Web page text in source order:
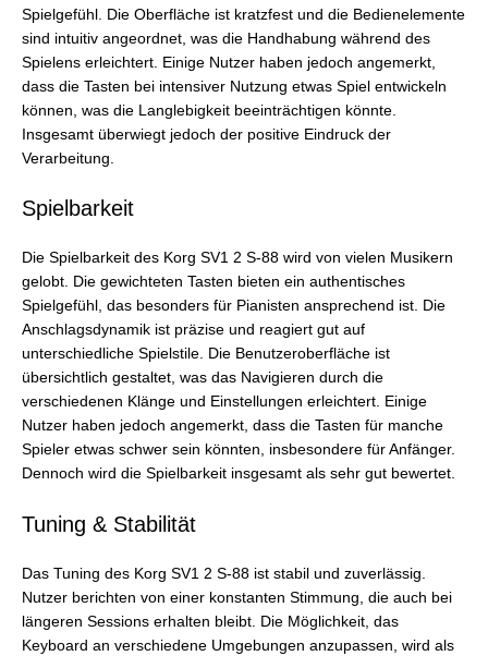
Spielgefühl. Die Oberfläche ist kratzfest und die Bedienelemente
sind intuitiv angeordnet, was die Handhabung während des
Spielens erleichtert. Einige Nutzer haben jedoch angemerkt,
dass die Tasten bei intensiver Nutzung etwas Spiel entwickeln
können, was die Langlebigkeit beeinträchtigen könnte.
Insgesamt überwiegt jedoch der positive Eindruck der
Verarbeitung.
Spielbarkeit
Die Spielbarkeit des Korg SV1 2 S-88 wird von vielen Musikern
gelobt. Die gewichteten Tasten bieten ein authentisches
Spielgefühl, das besonders für Pianisten ansprechend ist. Die
Anschlagsdynamik ist präzise und reagiert gut auf
unterschiedliche Spielstile. Die Benutzeroberfläche ist
übersichtlich gestaltet, was das Navigieren durch die
verschiedenen Klänge und Einstellungen erleichtert. Einige
Nutzer haben jedoch angemerkt, dass die Tasten für manche
Spieler etwas schwer sein könnten, insbesondere für Anfänger.
Dennoch wird die Spielbarkeit insgesamt als sehr gut bewertet.
Tuning & Stabilität
Das Tuning des Korg SV1 2 S-88 ist stabil und zuverlässig.
Nutzer berichten von einer konstanten Stimmung, die auch bei
längeren Sessions erhalten bleibt. Die Möglichkeit, das
Keyboard an verschiedene Umgebungen anzupassen, wird als